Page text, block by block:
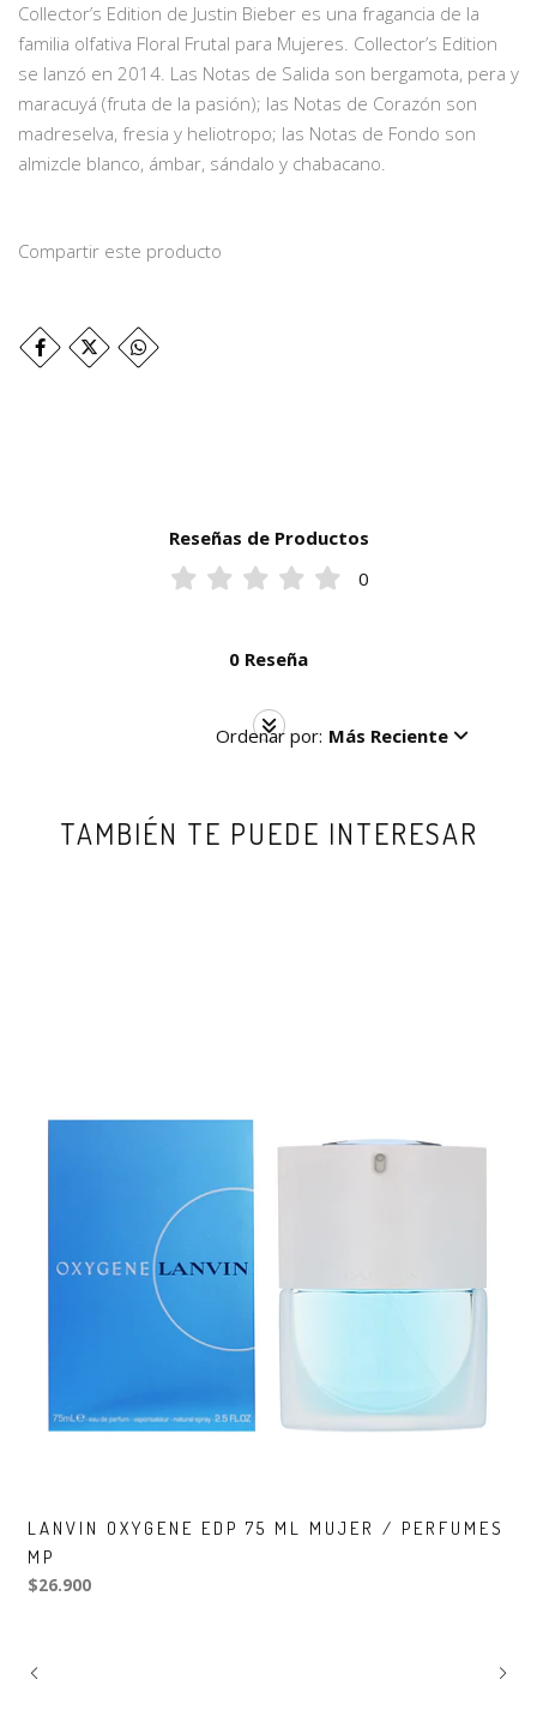
Collector’s Edition de Justin Bieber es una fragancia de la
familia olfativa Floral Frutal para Mujeres. Collector’s Edition
se lanzó en 2014. Las Notas de Salida son bergamota, pera y
maracuyá (fruta de la pasión); las Notas de Corazón son
madreselva, fresia y heliotropo; las Notas de Fondo son
almizcle blanco, ámbar, sándalo y chabacano.
Compartir este producto
Reseñas de Productos
0
0 Reseña
Ordenar por: Más Reciente
TAMBIÉN TE PUEDE INTERESAR
LANVIN OXYGENE EDP 75 ML MUJER / PERFUMES
MP
$26.900